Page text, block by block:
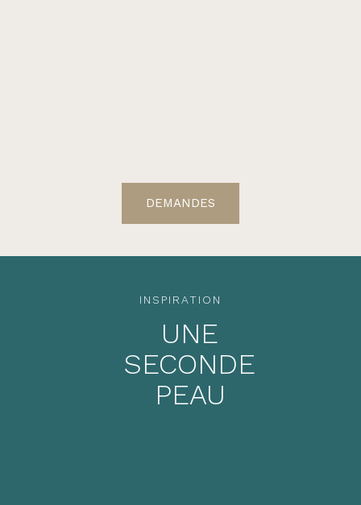
DEMANDES
INSPIRATION
UNE
SECONDE
PEAU